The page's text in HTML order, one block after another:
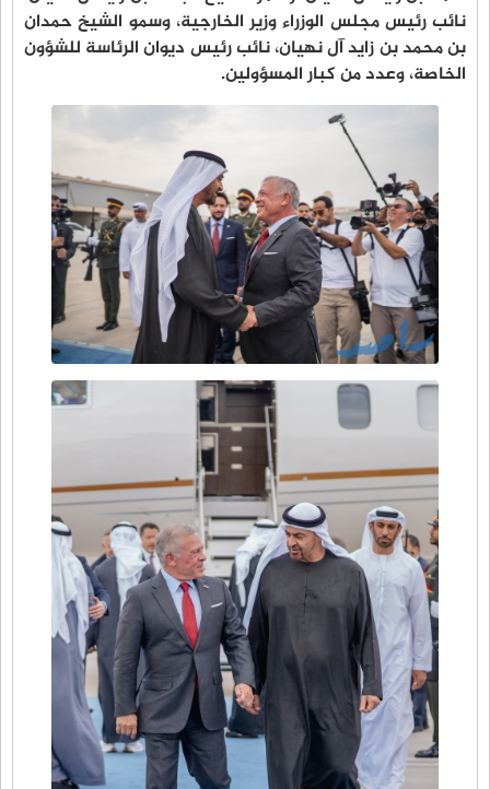
نائب رئيس مجلس الوزراء وزير الخارجية، وسمو الشيخ حمدان
بن محمد بن زايد آل نهيان، نائب رئيس ديوان الرئاسة للشؤون
الخاصة، وعدد من كبار المسؤولين.